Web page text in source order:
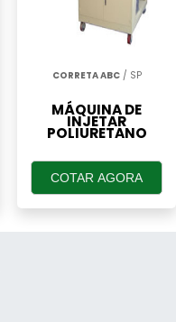
CORRETA ABC/ SP
MÁQUINA DE
INJETAR
POLIURETANO
COTAR AGORA